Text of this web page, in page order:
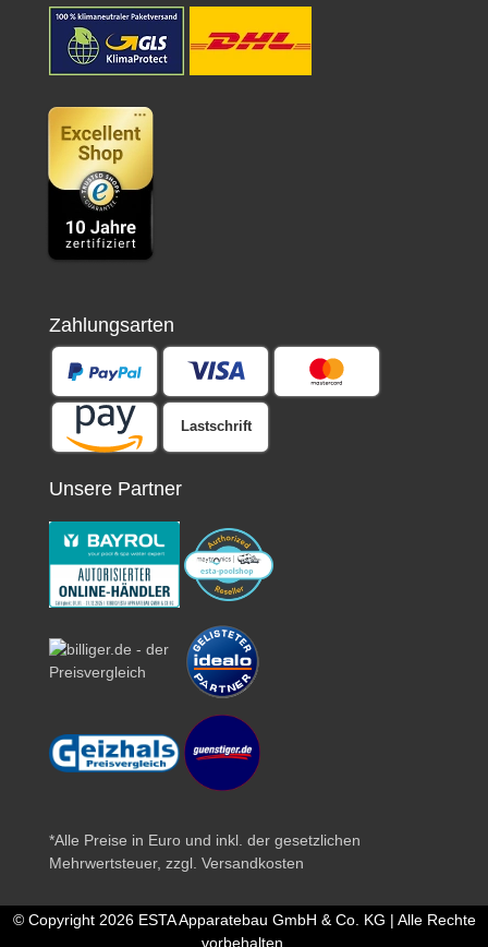
Zahlungsarten
Lastschrift
Unsere Partner
*Alle Preise in Euro und inkl. der gesetzlichen
Mehrwertsteuer, zzgl. Versandkosten
© Copyright 2026 ESTA Apparatebau GmbH & Co. KG | Alle Rechte
vorbehalten.